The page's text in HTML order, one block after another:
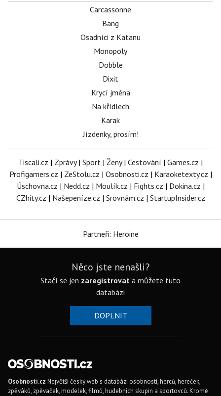
Carcassonne
Bang
Osadníci z Katanu
Monopoly
Dobble
Dixit
Krycí jména
Na křídlech
Karak
Jízdenky, prosím!
Tiscali.cz | Zprávy| Sport | Ženy| Cestování | Games.cz |
Profigamers.cz | ZeStolu.cz | Osobnosti.cz | Karaoketexty.cz |
Úschovna.cz | Nedd.cz | Moulík.cz | Fights.cz | Dokina.cz |
CZhity.cz | Našepeníze.cz | Srovnám.cz | StartupInsider.cz
Partneři: Heroine
Něco jste nenašli?
Stačí se jen zaregistrovat a můžete tuto
databázi
DOPLNIT
Osobnosti.cz Největší český web s databází osobností, herců, hereček,
zpěváků, zpěvaček, modelek, filmů, hudebních skupin a sportovců. Kromě